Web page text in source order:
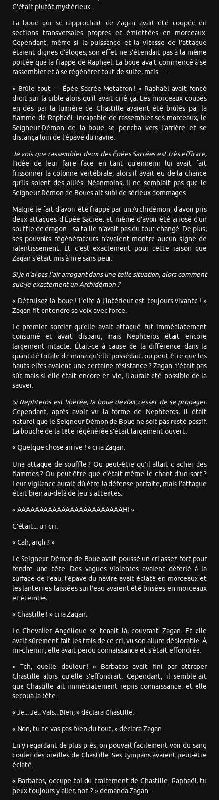
C’était plutôt mystérieux.
La boue qui se rapprochait de Zagan avait été coupée en
sections transversales propres et émiettées en morceaux.
Cependant, même si la puissance et la vitesse de l’attaque
étaient dignes d’éloges, son effet ne s’étendait pas à la même
portée que la frappe de Raphaël. La boue avait commencé à se
rassembler et à se régénérer tout de suite, mais — .
« Brûle tout — Épée Sacrée Metatron ! » Raphaël avait foncé
droit sur la cible alors qu’il avait crié ça. Les morceaux coupés
en dés par la lumière de Chastille avaient été brûlés par la
flamme de Raphaël. Incapable de rassembler ses morceaux, le
Seigneur-Démon de la boue se pencha vers l’arrière et se
distança loin de l’épave du navire.
Je vois que rassembler deux des Épées Sacrées est très efficace,
l’idée de leur faire face en tant qu’ennemi lui avait fait
frissonner la colonne vertébrale, alors il avait eu de la chance
qu’ils soient des alliés. Néanmoins, il ne semblait pas que le
Seigneur Démon de Boues ait subi de sérieux dommages.
Malgré le fait d’avoir été frappé par un Archidémon, d’avoir pris
deux attaques d’Épée Sacrée, et même d’avoir été arrosé d’un
souffle de dragon... sa taille n’avait pas du tout changé. De plus,
ses pouvoirs régénérateurs n’avaient montré aucun signe de
ralentissement. Et c’est exactement pour cette raison que
Zagan s’était mis à rire sans peur.
Si je n’ai pas l’air arrogant dans une telle situation, alors comment
suis-je exactement un Archidémon ?
« Détruisez la boue ! L’elfe à l’intérieur est toujours vivante ! »
Zagan fit entendre sa voix avec force.
Le premier sorcier qu’elle avait attaqué fut immédiatement
consumé et avait disparu, mais Nephteros était encore
largement intacte. Était-ce à cause de la différence dans la
quantité totale de mana qu’elle possédait, ou peut-être que les
hauts elfes avaient une certaine résistance ? Zagan n’était pas
sûr, mais si elle était encore en vie, il aurait été possible de la
sauver.
Si Nephteros est libérée, la boue devrait cesser de se propager.
Cependant, après avoir vu la forme de Nephteros, il était
naturel que le Seigneur Démon de Boue ne soit pas resté passif.
La bouche de la tête régénérée s’était largement ouvert.
« Quelque chose arrive ! » cria Zagan.
Une attaque de souffle ? Ou peut-être qu’il allait cracher des
flammes ? Ou peut-être que c’était même le chant d’un sort ?
Leur vigilance aurait dû être la défense parfaite, mais l’attaque
était bien au-delà de leurs attentes.
« AAAAAAAAAAAAAAAAAAAAAAAAH! »
C’était... un cri.
« Gah, argh ? »
Le Seigneur Démon de Boue avait poussé un cri assez fort pour
fendre une tête. Des vagues violentes avaient déferlé à la
surface de l’eau, l’épave du navire avait éclaté en morceaux et
les lanternes laissées sur l’eau avaient été brisées en morceaux
et éteintes.
« Chastille ! » cria Zagan.
Le Chevalier Angélique se tenait là, couvrant Zagan. Et elle
avait sûrement fait les frais de ce cri, vu son allure déplorable. À
mi-chemin, elle avait perdu connaissance et s’était effondrée.
« Tch, quelle douleur ! » Barbatos avait fini par attraper
Chastille alors qu’elle s’effondrait. Cependant, il semblerait
que Chastille ait immédiatement repris connaissance, et elle
secoua la tête.
« Je... Je.. Vais.. Bien, » déclara Chastille.
« Non, tu ne vas pas bien du tout, » déclara Zagan.
En y regardant de plus près, on pouvait facilement voir du sang
couler des oreilles de Chastille. Ses tympans avaient peut-être
éclaté.
« Barbatos, occupe-toi du traitement de Chastille. Raphaël, tu
peux toujours y aller, non ? » demanda Zagan.